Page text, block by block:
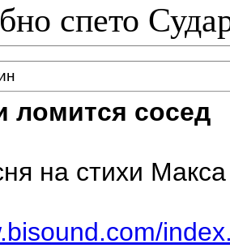
спето
ломится сосед
на стихи